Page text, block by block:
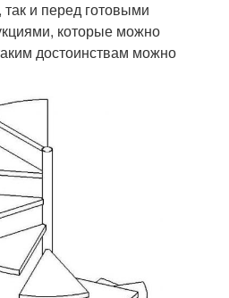
и перед готовыми
которые можно
достоинствам можно